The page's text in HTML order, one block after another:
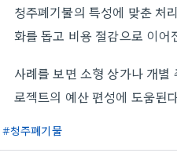
청주폐기물의 특성에 맞춘 처
화를 돕고 비용 절감으로 이
사례를 보면 소형 상가나 개
로젝트의 예산 편성에 도움된
청주폐기물